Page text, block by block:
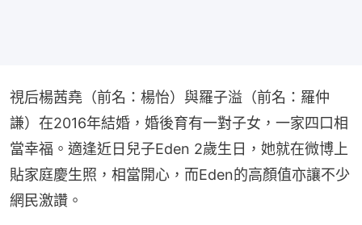
視后楊茜堯（前名：楊怡）與羅子溢（前名：羅仲
謙）在2016年結婚，婚後育有一對子女，一家四口相
當幸福。適逢近日兒子Eden 2歲生日，她就在微博上
貼家庭慶生照，相當開心，而Eden的高顏值亦讓不少
網民激讚。